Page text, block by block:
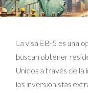
La visa EB-5 es una
buscan obtener
Unidos a través de
los inversionistas